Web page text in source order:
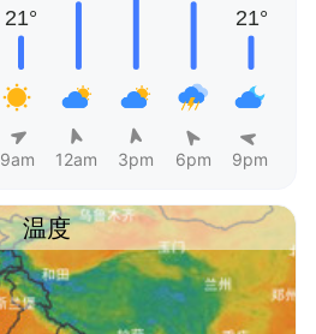
9am 12am 3pm 6pm 9pm
温度